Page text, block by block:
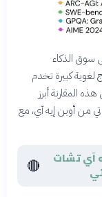
سوق الذكاء
لغوية كبيرة تخدم
المقارنة أبرز
من أوبن إيه آي، مع
آي تشات
🔴